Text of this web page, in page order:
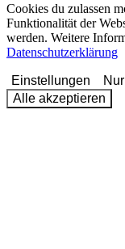
Cookies du zulassen
Funktionalität der
werden. Weitere
Datenschutzerklärung
Einstellungen
Alle akzeptieren